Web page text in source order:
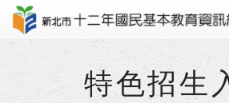
特色招生